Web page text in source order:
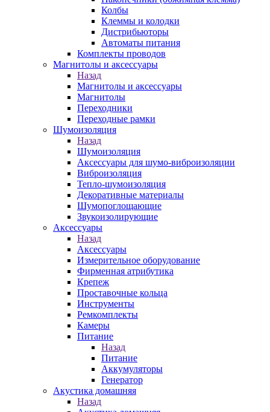
Колбы
Клеммы и колодки
Дистрибьюторы
Автоматы питания
Комплекты проводов
Магнитолы и аксессуары
Назад
Магнитолы и аксессуары
Магнитолы
Переходники
Переходные рамки
Шумоизоляция
Назад
Шумоизоляция
Аксессуары для шумо-виброизоляции
Виброизоляция
Тепло-шумоизоляция
Декоративные материалы
Шумопоглощающие
Звукоизолирующие
Аксессуары
Назад
Аксессуары
Измерительное оборудование
Фирменная атрибутика
Крепеж
Проставочные кольца
Инструменты
Ремкомплекты
Камеры
Питание
Назад
Питание
Аккумуляторы
Генератор
Акустика домашняя
Назад